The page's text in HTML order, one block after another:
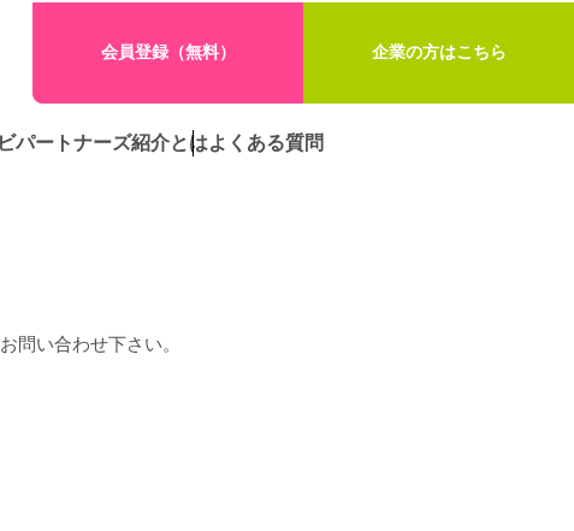
会員登録（無料） 企業の方はこちら
パートナーズ紹介とはよくある質問
問い合わせ下さい。